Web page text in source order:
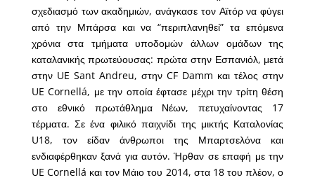
σχεδιασμό των ακαδημιών, ανάγκασε τον Αϊτόρ να φύγει
από την Μπάρσα και να “περιπλανηθεί” τα επόμενα
χρόνια στα τμήματα υποδομών άλλων ομάδων της
καταλανικής πρωτεύουσας: πρώτα στην Εσπανιόλ, μετά
στην UE Sant Andreu, στην CF Damm και τέλος στην
UE Cornellá, με την οποία έφτασε μέχρι την τρίτη θέση
στο εθνικό πρωτάθλημα Νέων, πετυχαίνοντας 17
τέρματα. Σε ένα φιλικό παιχνίδι της μικτής Καταλονίας
U18, τον είδαν άνθρωποι της Μπαρτσελόνα και
ενδιαφέρθηκαν ξανά για αυτόν. Ήρθαν σε επαφή με την
UE Cornellá και τον Μάιο του 2014, στα 18 του πλέον, ο